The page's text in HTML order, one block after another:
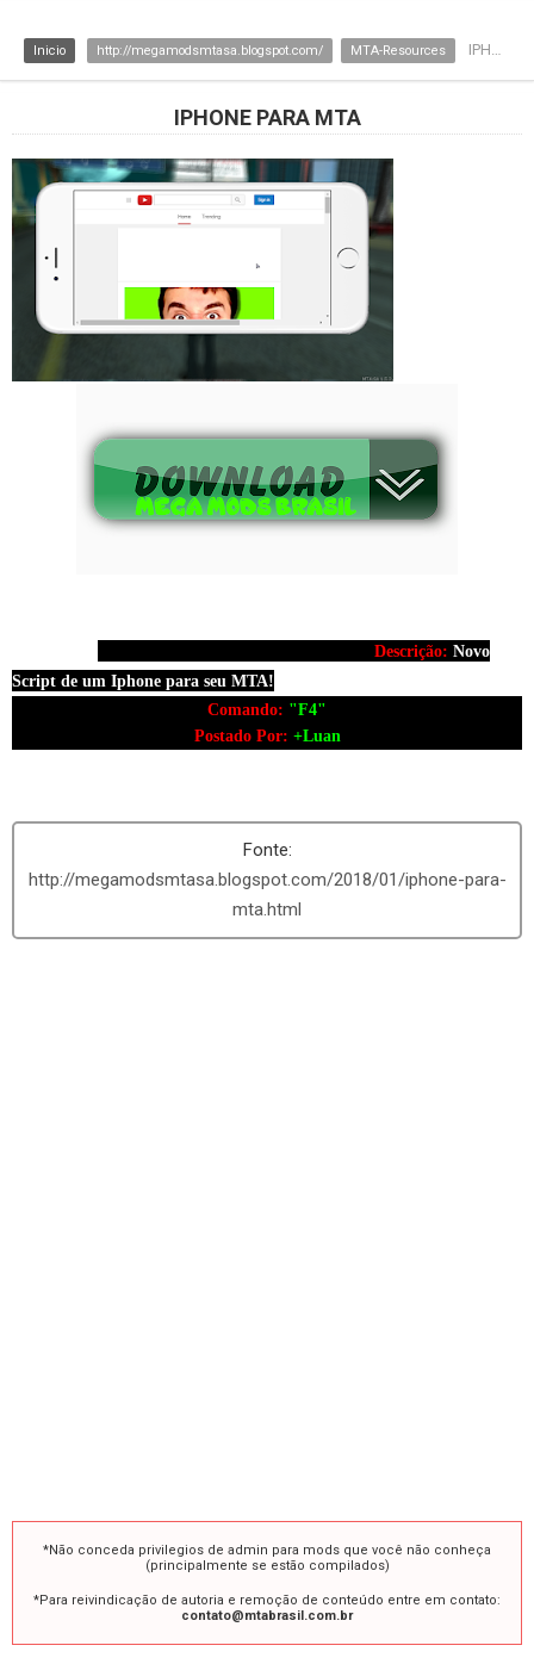
Inicio http://megamodsmtasa.blogspot.com/ MTA-Resources IPHONE PARA MTA
IPHONE PARA MTA
Descrição: Novo
Script de um Iphone para seu MTA!
Comando: "F4"
Postado Por: +Luan
http://megamodsmtasa.blogspot.com/2018/01/iphone-para-
mta.html
*Não conceda privilegios de admin para mods que você não conheça
(principalmente se estão compilados)
*Para reivindicação de autoria e remoção de conteúdo entre em contato:
contato@mtabrasil.com.br